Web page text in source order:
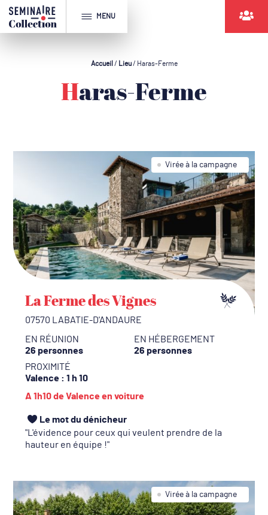
MENU
Accueil / Lieu/ Haras-Ferme
Haras-Ferme
Virée à la campagne
La Ferme des Vignes
07570 LABATIE-D'ANDAURE
EN RÉUNION
26 personnes
EN HÉBERGEMENT
26 personnes
PROXIMITÉ
Valence : 1 h 10
A 1h10 de Valence en voiture
Le mot du dénicheur
L'évidence pour ceux qui veulent prendre de la
hauteur en équipe !
Virée à la campagne